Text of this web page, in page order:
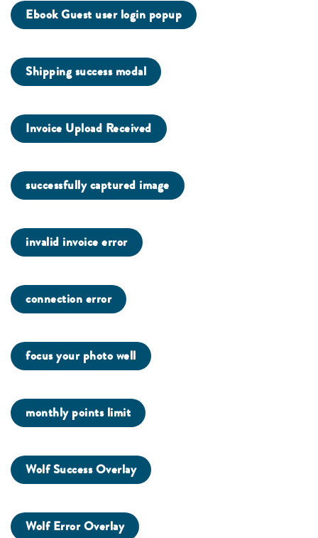
Ebook Guest user login popup
Shipping success modal
Invoice Upload Received
successfully captured image
invalid invoice error
connection error
focus your photo well
monthly points limit
Wolf Success Overlay
Wolf Error Overlay